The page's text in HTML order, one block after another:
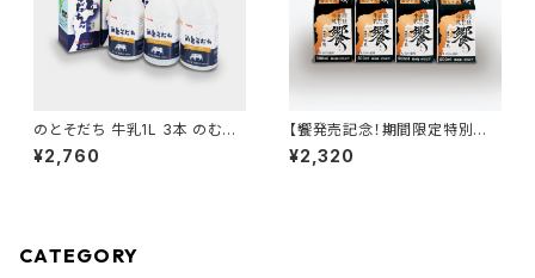
のとそだち 牛乳1L 3本 のむヨ
ーグルト500ml 3本
¥2,760
【饗発売記念！期間限定特別価
格！】能登こだわり牛乳 饗500
ml 8本
¥2,320
CATEGORY